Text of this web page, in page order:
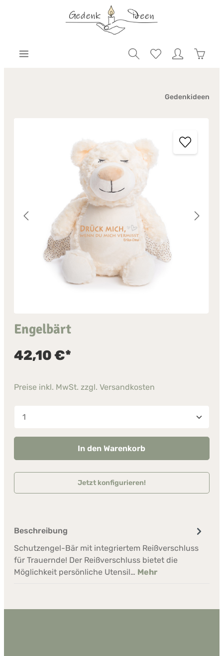
Gedenkideen
Engelbärt
42,10 €*
Preise inkl. MwSt. zzgl. Versandkosten
In den Warenkorb
Jetzt konfigurieren!
Beschreibung
Schutzengel-Bär mit integriertem Reißverschluss
für Trauernde! Der Reißverschluss bietet die
Möglichkeit persönliche Utensil… Mehr